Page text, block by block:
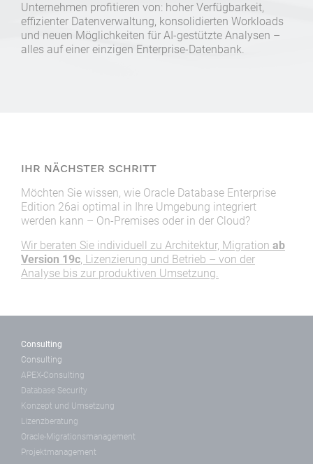
Unternehmen profitieren von: hoher Verfügbarkeit,
effizienter Datenverwaltung, konsolidierten Workloads
und neuen Möglichkeiten für AI-gestützte Analysen –
alles auf einer einzigen Enterprise-Datenbank.
IHR NÄCHSTER SCHRITT
Möchten Sie wissen, wie Oracle Database Enterprise
Edition 26ai optimal in Ihre Umgebung integriert
werden kann – On-Premises oder in der Cloud?
Wir beraten Sie individuell zu Architektur, Migration ab
Version 19c, Lizenzierung und Betrieb – von der
Analyse bis zur produktiven Umsetzung.
Consulting
Consulting
APEX-Consulting
Database Security
Konzept und Umsetzung
Lizenzberatung
Oracle-Migrationsmanagement
Projektmanagement